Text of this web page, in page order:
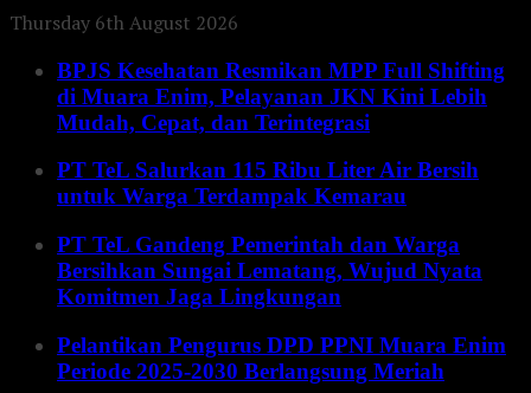
Thursday 6th August 2026
BPJS Kesehatan Resmikan MPP Full Shifting
di Muara Enim, Pelayanan JKN Kini Lebih
Mudah, Cepat, dan Terintegrasi
PT TeL Salurkan 115 Ribu Liter Air Bersih
untuk Warga Terdampak Kemarau
PT TeL Gandeng Pemerintah dan Warga
Bersihkan Sungai Lematang, Wujud Nyata
Komitmen Jaga Lingkungan
Pelantikan Pengurus DPD PPNI Muara Enim
Periode 2025-2030 Berlangsung Meriah